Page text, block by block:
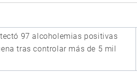
97 alcoholemias positivas
tras controlar más de 5 mil